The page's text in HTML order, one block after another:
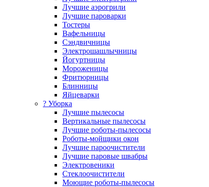
Лучшие аэрогрили
Лучшие пароварки
Тостеры
Вафельницы
Сэндвичницы
Электрошашлычницы
Йогуртницы
Мороженицы
Фритюрницы
Блинницы
Яйцеварки
? Уборка
Лучшие пылесосы
Вертикальные пылесосы
Лучшие роботы-пылесосы
Роботы-мойщики окон
Лучшие пароочистители
Лучшие паровые швабры
Электровеники
Стеклоочистители
Моющие роботы-пылесосы